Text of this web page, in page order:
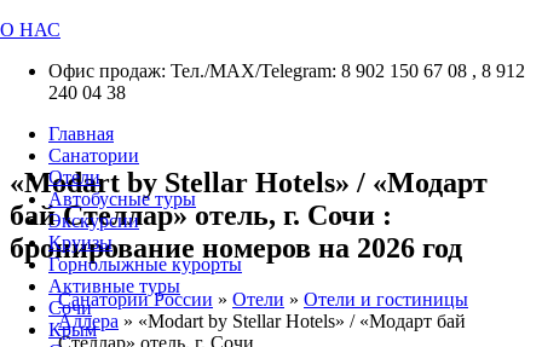
О НАС
Офис продаж: Тел./МАХ/Telegram: 8 902 150 67 08 , 8 912
240 04 38
Главная
Санатории
Отели
Автобусные туры
Экскурсии
Круизы
Горнолыжные курорты
Активные туры
Сочи
Крым
«Modart by Stellar Hotels» / «Модарт
бай Стеллар» отель, г. Сочи :
бронирование номеров на 2026 год
Санатории России » Отели » Отели и гостиницы
Адлера » «Modart by Stellar Hotels» / «Модарт бай
Стеллар» отель, г. Сочи